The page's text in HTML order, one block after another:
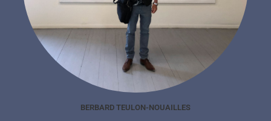
BERBARD TEULON-NOUAILLES